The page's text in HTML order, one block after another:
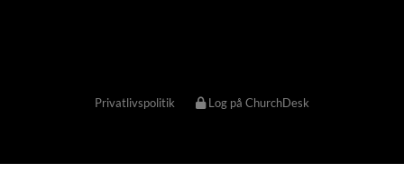
Privatlivspolitik Log på ChurchDesk